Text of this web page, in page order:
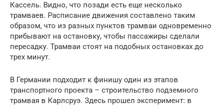
Кассель. Видно, что позади есть еще несколько
трамваев. Расписание движения составлено таким
образом, что из разных пунктов трамваи одновременно
прибывают на остановку, чтобы пассажиры сделали
пересадку. Трамваи стоят на подобных остановках до
трех минут.
В Германии подходит к финишу один из этапов
транспортного проекта – строительство подземного
трамвая в Карлсруэ. Здесь прошел эксперимент: в